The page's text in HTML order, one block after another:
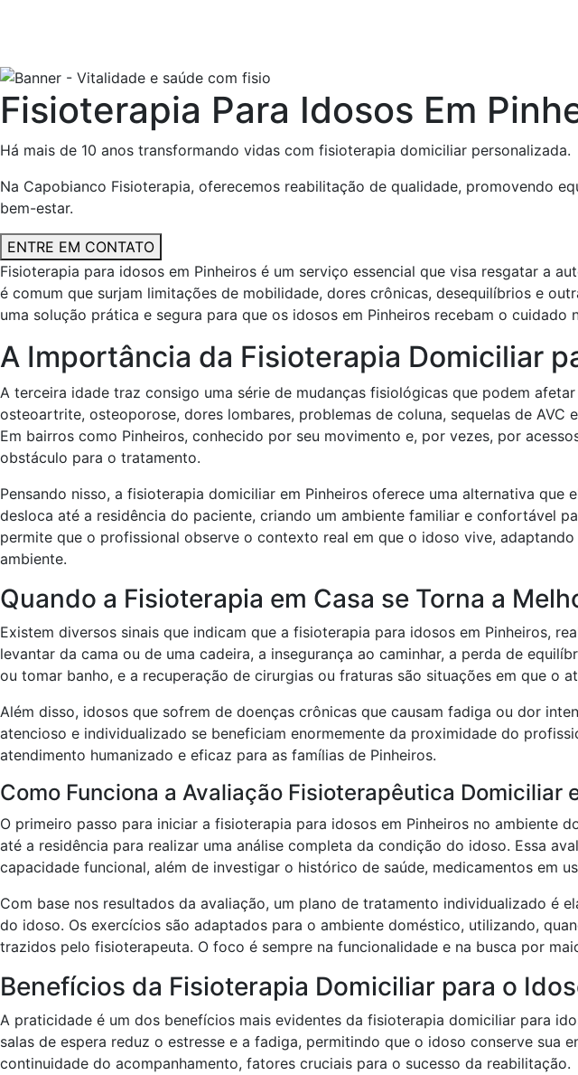
Fisioterapia Para Idosos Em
Há mais de 10 anos transformando vidas com fisioterapia domiciliar personalizada.
Na Capobianco Fisioterapia, oferecemos reabilitação de qualidade, promovendo
bem-estar.
ENTRE EM CONTATO
Fisioterapia para idosos em Pinheiros é um serviço essencial que visa resgatar a
é comum que surjam limitações de mobilidade, dores crônicas, desequilíbrios e
uma solução prática e segura para que os idosos em Pinheiros recebam o cuidado
A Importância da Fisioterapia Domiciliar
A terceira idade traz consigo uma série de mudanças fisiológicas que podem
osteoartrite, osteoporose, dores lombares, problemas de coluna, sequelas de
Em bairros como Pinheiros, conhecido por seu movimento e, por vezes, por
obstáculo para o tratamento.
Pensando nisso, a fisioterapia domiciliar em Pinheiros oferece uma alternativa
desloca até a residência do paciente, criando um ambiente familiar e confortável
permite que o profissional observe o contexto real em que o idoso vive,
ambiente.
Quando a Fisioterapia em Casa se Torna a
Existem diversos sinais que indicam que a fisioterapia para idosos em Pinheiros,
levantar da cama ou de uma cadeira, a insegurança ao caminhar, a perda de
ou tomar banho, e a recuperação de cirurgias ou fraturas são situações em que o
Além disso, idosos que sofrem de doenças crônicas que causam fadiga ou dor
atencioso e individualizado se beneficiam enormemente da proximidade do
atendimento humanizado e eficaz para as famílias de Pinheiros.
Como Funciona a Avaliação Fisioterapêutica Domiciliar
O primeiro passo para iniciar a fisioterapia para idosos em Pinheiros no ambiente
até a residência para realizar uma análise completa da condição do idoso. Essa
capacidade funcional, além de investigar o histórico de saúde, medicamentos em
Com base nos resultados da avaliação, um plano de tratamento individualizado é
do idoso. Os exercícios são adaptados para o ambiente doméstico, utilizando,
trazidos pelo fisioterapeuta. O foco é sempre na funcionalidade e na busca por
Benefícios da Fisioterapia Domiciliar para o
A praticidade é um dos benefícios mais evidentes da fisioterapia domiciliar para
salas de espera reduz o estresse e a fadiga, permitindo que o idoso conserve
continuidade do acompanhamento, fatores cruciais para o sucesso da reabilitação.